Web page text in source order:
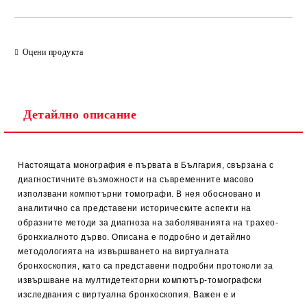
Оцени продукта
Детайлно описание
Настоящата монография е първата в България, свързана с
диагностичните възможности на съвременните масово
използвани компютърни томографи. В нея обосновано и
аналитично са представени историческите аспекти на
образните методи за диагноза на заболяванията на трахео-
бронхиалното дърво. Описана е подробно и детайлно
методологията на извършването на виртуалната
бронхоскопия, като са представени подробни протоколи за
извършване на мултидетекторни компютър-томографски
изследвания с виртуална бронхоскопия. Важен е и